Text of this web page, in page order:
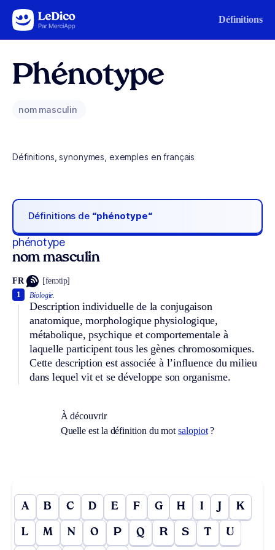
Aller au contenu Définitions
Phénotype
nom masculin
Définitions, synonymes, exemples en français
Définitions de “phénotype“
phénotype
nom masculin
FR [fenɔtip]
Biologie.
Description individuelle de la conjugaison
anatomique, morphologique physiologique,
métabolique, psychique et comportementale à
laquelle participent tous les gènes chromosomiques.
Cette description est associée à l’influence du milieu
dans lequel vit et se développe son organisme.
1
À découvrir
Quelle est la définition du motsalopiot?
A B C D E F G H I J K
L M N O P Q R S T U